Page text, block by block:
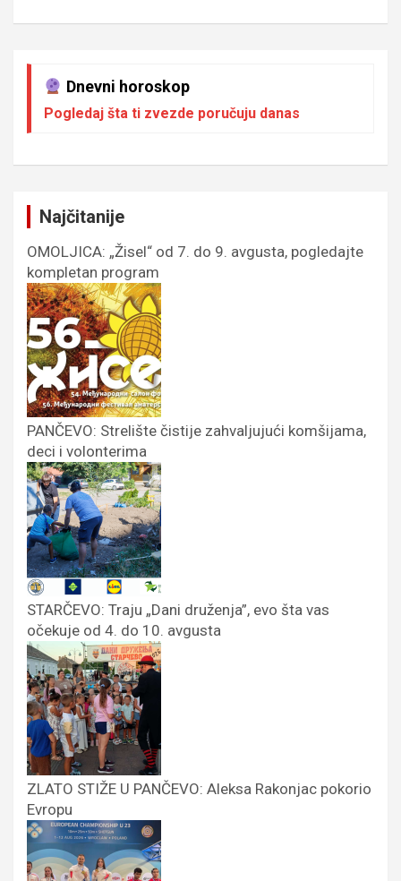
Dnevni horoskop
Pogledaj šta ti zvezde poručuju danas
Najčitanije
OMOLJICA: „Žisel“ od 7. do 9. avgusta, pogledajte
kompletan program
PANČEVO: Strelište čistije zahvaljujući komšijama,
deci i volonterima
STARČEVO: Traju „Dani druženja”, evo šta vas
očekuje od 4. do 10. avgusta
ZLATO STIŽE U PANČEVO: Aleksa Rakonjac pokorio
Evropu